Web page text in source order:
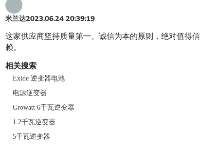
米兰达2023.06.24 20:39:19
这家供应商坚持质量第一、诚信为本的原则，绝对值得信
赖。
相关搜索
Exide 逆变器电池
电源逆变器
Growatt 6千瓦逆变器
1.2千瓦逆变器
5千瓦逆变器